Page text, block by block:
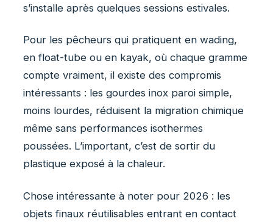
s’installe après quelques sessions estivales.
Pour les pêcheurs qui pratiquent en wading,
en float-tube ou en kayak, où chaque gramme
compte vraiment, il existe des compromis
intéressants : les gourdes inox paroi simple,
moins lourdes, réduisent la migration chimique
même sans performances isothermes
poussées. L’important, c’est de sortir du
plastique exposé à la chaleur.
Chose intéressante à noter pour 2026 : les
objets finaux réutilisables entrant en contact